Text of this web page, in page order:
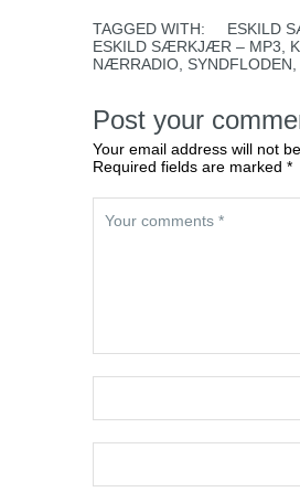
TAGGED WITH: ESKILD
ESKILD SÆRKJÆR – MP3
NÆRRADIO SYNDFLODEN
Post your
Your email address will not
Required fields are marked *